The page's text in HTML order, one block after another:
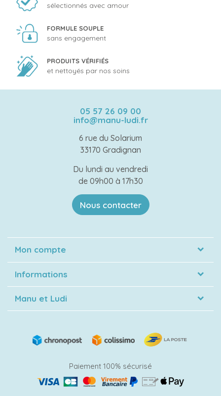
sélectionnés avec amour
FORMULE SOUPLE
sans engagement
PRODUITS VÉRIFIÉS
et nettoyés par nos soins
05 57 26 09 00
info@manu-ludi.fr
6 rue du Solarium
33170 Gradignan
Du lundi au vendredi
de 09h00 à 17h30
Nous contacter
Mon compte
Informations
Manu et Ludi
Paiement 100% sécurisé